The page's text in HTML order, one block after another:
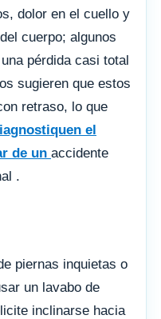
dolor en el cuello y
cuerpo; algunos
pérdida casi total
sugieren que estos
retraso, lo que
el
de un accidente
.
piernas inquietas o
un lavabo de
inclinarse hacia